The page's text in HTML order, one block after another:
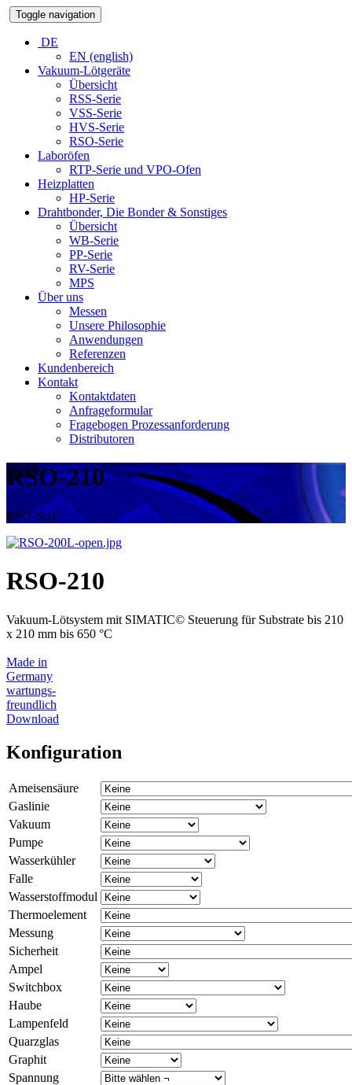
Toggle navigation
DE
EN (english)
Vakuum-Lötgeräte
Übersicht
RSS-Serie
VSS-Serie
HVS-Serie
RSO-Serie
Laboröfen
RTP-Serie und VPO-Ofen
Heizplatten
HP-Serie
Drahtbonder, Die Bonder & Sonstiges
Übersicht
WB-Serie
PP-Serie
RV-Serie
MPS
Über uns
Messen
Unsere Philosophie
Anwendungen
Referenzen
Kundenbereich
Kontakt
Kontaktdaten
Anfrageformular
Fragebogen Prozessanforderung
Distributoren
RSO-210
RSO-Serie
RSO-210
Vakuum-Lötsystem mit SIMATIC© Steuerung für Substrate bis 210
x 210 mm bis 650 °C
Made in
Germany
wartungs-
freundlich
Download
Konfiguration
Ameisensäure
Gaslinie
Vakuum
Pumpe
Wasserkühler
Falle
Wasserstoffmodul
Thermoelement
Messung
Sicherheit
Ampel
Switchbox
Haube
Lampenfeld
Quarzglas
Graphit
Spannung